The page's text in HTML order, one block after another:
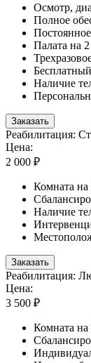
Осмотр,
Полное
Палата на
Наличие
Заказать
Реабилитация:
Цена:
2 000 ₽
Комната на
Наличие
Заказать
Реабилитация:
Цена:
3 500 ₽
Комната на